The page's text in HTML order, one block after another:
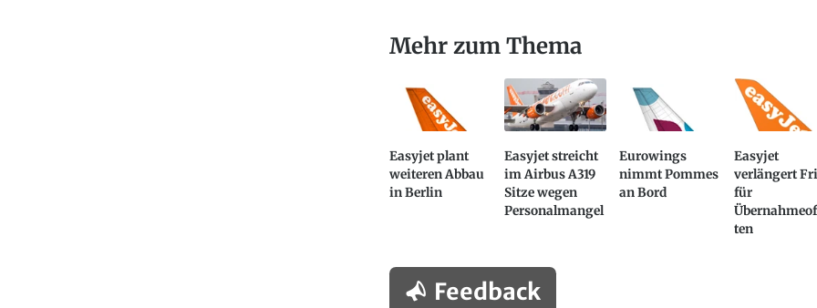
Mehr zum Thema
Easyjet plant
weiteren Abbau
in Berlin
Easyjet streicht
im Airbus A319
Sitze wegen
Personalmangel
Eurowings
nimmt Pommes
an Bord
Easyjet
verlängert
für
ten
Feedback